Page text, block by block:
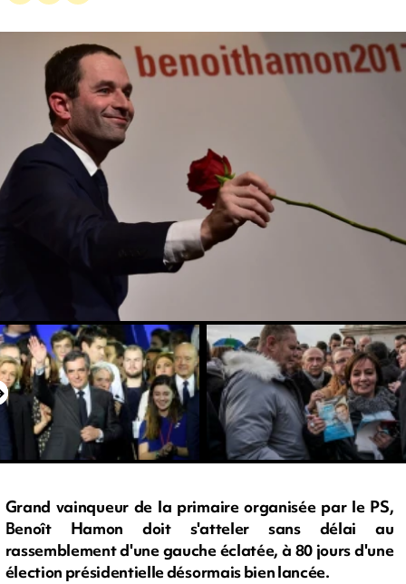
Grand vainqueur de la primaire organisée par le PS,
Benoît Hamon doit s'atteler sans délai au
rassemblement d'une gauche éclatée, à 80 jours d'une
élection présidentielle désormais bien lancée.